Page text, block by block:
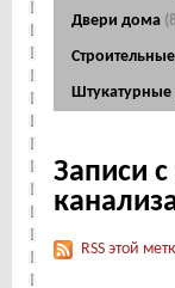
Двери дома
Штукатурные
Записи
RSS этой